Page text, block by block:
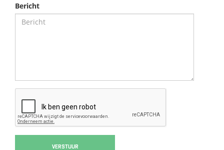
Bericht
VERSTUUR